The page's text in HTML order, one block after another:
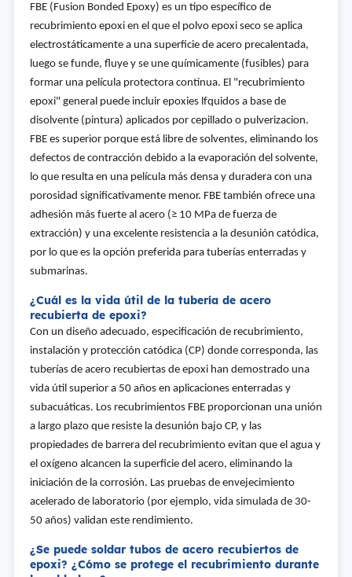
FBE (Fusion Bonded Epoxy) es un tipo específico de
recubrimiento epoxi en el que el polvo epoxi seco se aplica
electrostáticamente a una superficie de acero precalentada,
luego se funde, fluye y se une químicamente (fusibles) para
formar una película protectora continua. El "recubrimiento
epoxi" general puede incluir epoxies lfquidos a base de
disolvente (pintura) aplicados por cepillado o pulverizacion.
FBE es superior porque está libre de solventes, eliminando los
defectos de contracción debido a la evaporación del solvente,
lo que resulta en una película más densa y duradera con una
porosidad significativamente menor. FBE también ofrece una
adhesión más fuerte al acero (≥ 10 MPa de fuerza de
extracción) y una excelente resistencia a la desunión catódica,
por lo que es la opción preferida para tuberías enterradas y
submarinas.
¿Cuál es la vida útil de la tubería de acero
recubierta de epoxi?
Con un diseño adecuado, especificación de recubrimiento,
instalación y protección catódica (CP) donde corresponda, las
tuberías de acero recubiertas de epoxi han demostrado una
vida útil superior a 50 años en aplicaciones enterradas y
subacuáticas. Los recubrimientos FBE proporcionan una unión
a largo plazo que resiste la desunión bajo CP, y las
propiedades de barrera del recubrimiento evitan que el agua y
el oxígeno alcancen la superficie del acero, eliminando la
iniciación de la corrosión. Las pruebas de envejecimiento
acelerado de laboratorio (por ejemplo, vida simulada de 30-
50 años) validan este rendimiento.
¿Se puede soldar tubos de acero recubiertos de
epoxi? ¿Cómo se protege el recubrimiento durante